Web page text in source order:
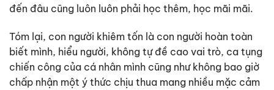
đến đâu cũng luôn luôn phải học thêm, học mãi mãi.
Tóm lại, con người khiêm tốn là con người hoàn toàn
biết mình, hiểu người, không tự đề cao vai trò, ca tụng
chiến công của cá nhân mình cũng như không bao giờ
chấp nhận một ý thức chịu thua mang nhiều mặc cảm